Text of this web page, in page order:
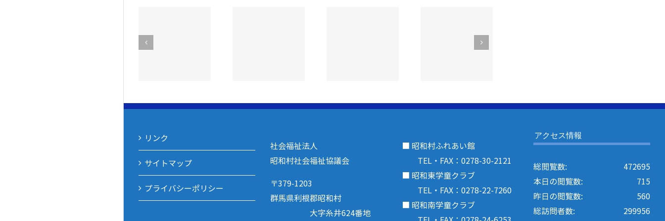
郡老人クラブ
連合会輪投げ
リンク
サイトマップ
プライバシーポリシー
社会福祉法人
昭和村社会福祉協議会
〒379-1203
群馬県利根郡昭和村
大字糸井624番地
■ 昭和村ふれあい館
TEL・FAX：0278-30-2121
■ 昭和東学童クラブ
TEL・FAX：0278-22-7260
■ 昭和南学童クラブ
アクセス情報
472695
総閲覧数:
715
本日の閲覧数:
560
昨日の閲覧数:
299956
総訪問者数: